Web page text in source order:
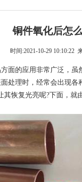
铜件氧化后怎
时间:2021-10-29 10:10:22
的应用非常广泛，虽
处理时，经常会出现
恢复光亮呢?下面，就